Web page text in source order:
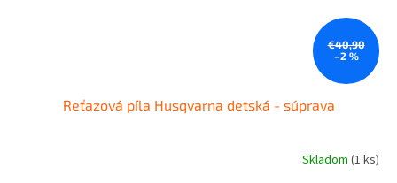
€40,90
–2 %
Reťazová píla Husqvarna detská - súprava
Skladom (1 ks)